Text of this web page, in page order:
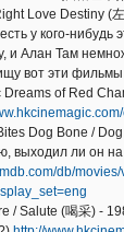
Love Destiny (
у кого-нибудь
и Алан Там
вот эти фильмы
Dreams of Red
Dog Bone /
выходил ли он
db/
/ Salute (喝采) -